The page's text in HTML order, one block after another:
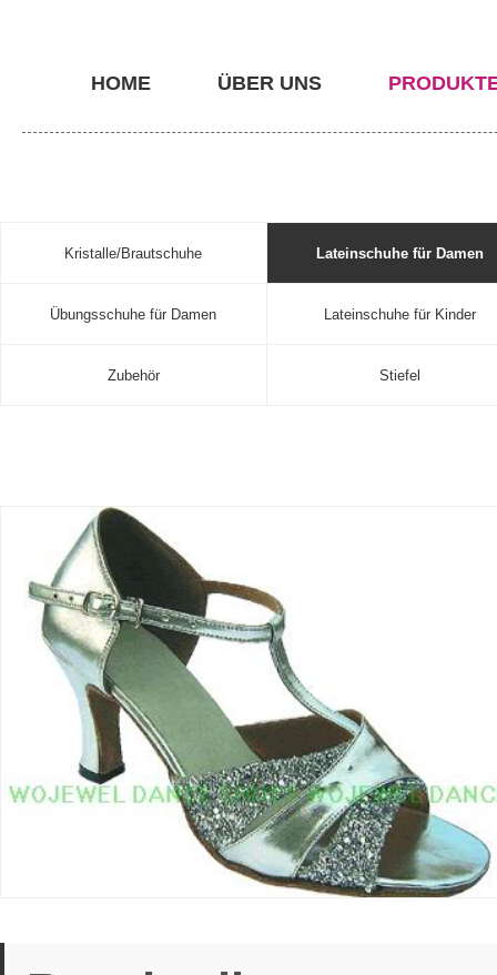
HOME ÜBER UNS
Kristalle/Brautschuhe Lateinschuhe für Damen
Übungsschuhe für Damen Lateinschuhe für Kinder
Zubehör Stiefel